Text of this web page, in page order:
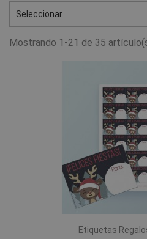
Seleccionar
Mostrando 1-21 de 35
Etiquetas